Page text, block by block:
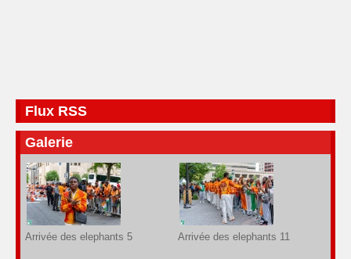
Flux RSS
Galerie
Arrivée des elephants 5 Arrivée des elephants 11